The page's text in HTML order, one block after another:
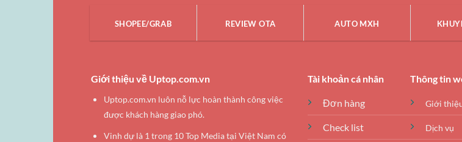
SHOPEE/GRAB REVIEW OTA AUTO MXH
Giới thiệu về Uptop.com.vn
Uptop.com.vn luôn nỗ lực hoàn thành công việc
được khách hàng giao phó.
Vinh dự là 1 trong 10 Top Media tại Việt Nam có
Tài khoản cá nhân
Đơn hàng
Check list
Thông tin
Giới
Dịch vụ